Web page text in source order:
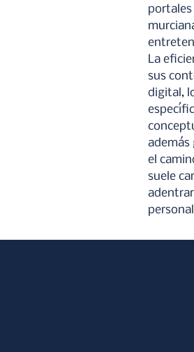
portales
La
sus
digital,
además
el
suele